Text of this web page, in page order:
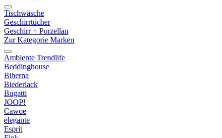
Tischwäsche
Geschirrtücher
Geschirr + Porzellan
Zur Kategorie Marken
Ambiente Trendlife
Beddinghouse
Biberna
Biederlack
Bugatti
JOOP!
Cawoe
elegante
Esprit